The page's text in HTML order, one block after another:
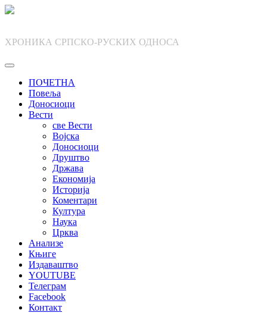
Skip
ХРОНИКА СРПСКО-РУСКИХ ОДНОСА
ПОЧЕТНА
Повеља
Доносиоци
Вести
све Вести
Војска
Доносиоци
Друштво
Држава
Економија
Историја
Коментари
Култура
Наука
Црква
Анализе
Књиге
Издаваштво
YOUTUBE
Телеграм
Facebook
Контакт